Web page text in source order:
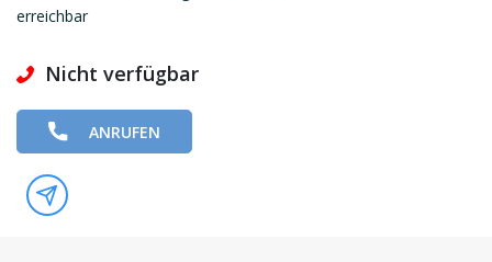
erreichbar
Nicht verfügbar
ANRUFEN